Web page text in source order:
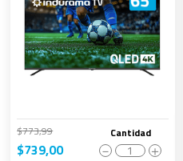
$773,99
$739,00
Cantidad
＋
－